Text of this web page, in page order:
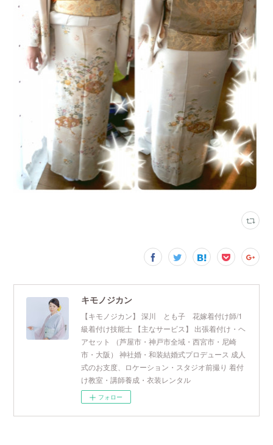
キモノジカン
【キモノジカン】 深川 とも子 花嫁着付け師/1
級着付け技能士 【主なサービス】 出張着付け・ヘ
アセット （芦屋市・神戸市全域・西宮市・尼崎
市・大阪） 神社婚・和装結婚式プロデュース 成人
式のお支度、ロケーション・スタジオ前撮り 着付
け教室・講師養成・衣装レンタル
フォロー